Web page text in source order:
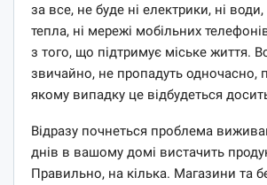
за все, не буде ні електрики, ні води,
тепла, ні мережі мобільних
з того, що підтримує міське життя.
звичайно, не пропадуть одночасно,
якому випадку це відбудеться
Відразу почнеться проблема
днів в вашому домі вистачить
Правильно, на кілька. Магазини та